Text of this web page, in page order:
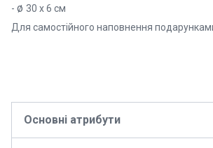
- ø 30 х 6 см
Для самостійного наповнення
Основні атрибути